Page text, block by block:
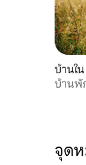
บ้านใ
บ้านพั
จุด